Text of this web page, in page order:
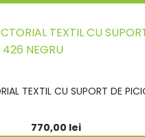
TEXTIL CU SUPORT DE
770,00 lei
Adauga
in